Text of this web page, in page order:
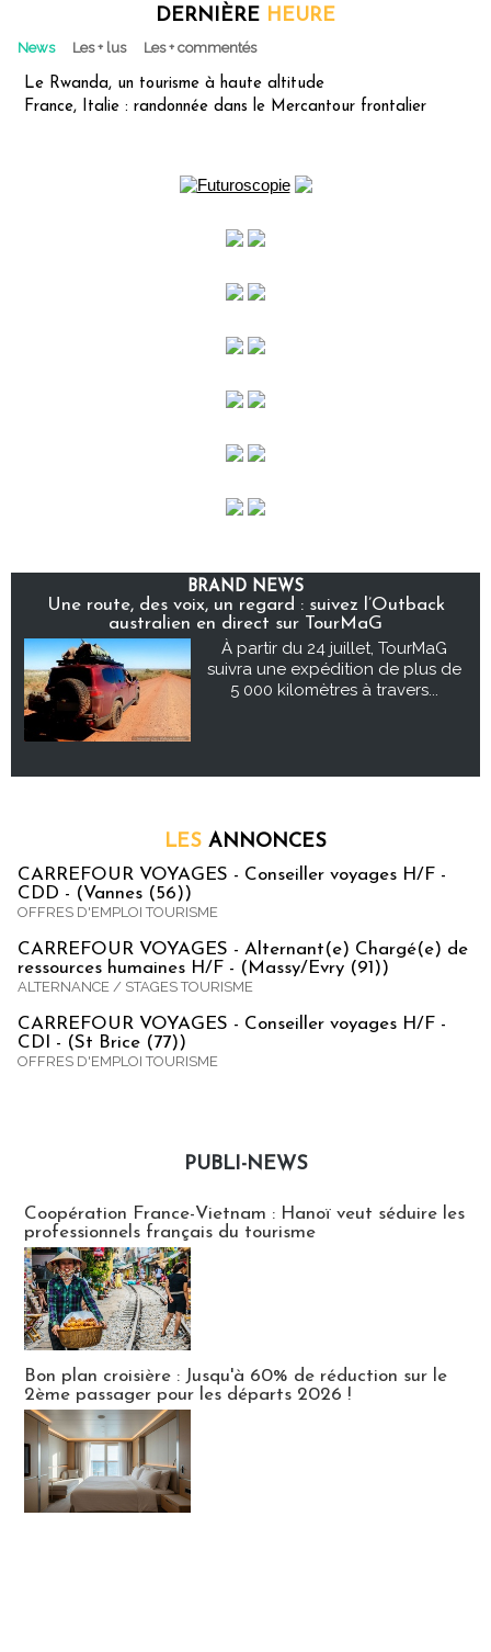
DERNIÈRE HEURE
News Les + lus Les + commentés
Le Rwanda, un tourisme à haute altitude
France, Italie : randonnée dans le Mercantour frontalier
BRAND NEWS
Une route, des voix, un regard : suivez l’Outback
australien en direct sur TourMaG
À partir du 24 juillet, TourMaG
suivra une expédition de plus de
5 000 kilomètres à travers...
LES ANNONCES
CARREFOUR VOYAGES - Conseiller voyages H/F -
CDD - (Vannes (56))
OFFRES D'EMPLOI TOURISME
CARREFOUR VOYAGES - Alternant(e) Chargé(e) de
ressources humaines H/F - (Massy/Evry (91))
ALTERNANCE / STAGES TOURISME
CARREFOUR VOYAGES - Conseiller voyages H/F -
CDI - (St Brice (77))
OFFRES D'EMPLOI TOURISME
PUBLI-NEWS
Coopération France-Vietnam : Hanoï veut séduire les
professionnels français du tourisme
Bon plan croisière : Jusqu'à 60% de réduction sur le
2ème passager pour les départs 2026 !